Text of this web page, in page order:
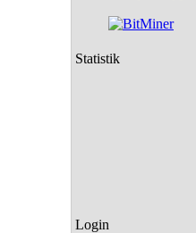
Statistik
Login